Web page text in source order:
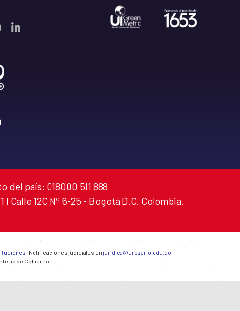
del país: 018000 511 888
Calle 12C Nº 6-25 - Bogotá D.C. Colombia.
| Notificaciones judiciales en juridica@urosario.edu.co
de Gobierno.